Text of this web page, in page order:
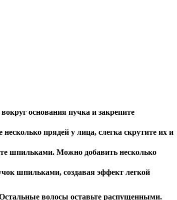
основания пучка и закрепите
прядей у лица, слегка скрутите их и
шпильками. Можно добавить несколько
шпильками, создавая эффект легкой
волосы оставьте распущенными.